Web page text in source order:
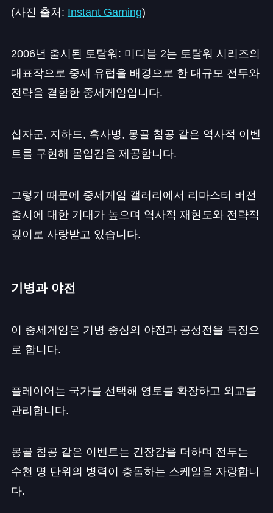
(사진 출처: Instant Gaming)
2006년 출시된 토탈워: 미디블 2는 토탈워 시리즈의
대표작으로 중세 유럽을 배경으로 한 대규모 전투와
전략을 결합한 중세게임입니다.
십자군, 지하드, 흑사병, 몽골 침공 같은 역사적 이벤
트를 구현해 몰입감을 제공합니다.
그렇기 때문에 중세게임 갤러리에서 리마스터 버전
출시에 대한 기대가 높으며 역사적 재현도와 전략적
깊이로 사랑받고 있습니다.
기병과 야전
이 중세게임은 기병 중심의 야전과 공성전을 특징으
로 합니다.
플레이어는 국가를 선택해 영토를 확장하고 외교를
관리합니다.
몽골 침공 같은 이벤트는 긴장감을 더하며 전투는
수천 명 단위의 병력이 충돌하는 스케일을 자랑합니
다.